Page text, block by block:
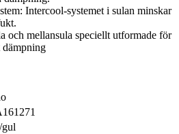
Intercool-systemet i sulan minskar
och mellansula speciellt utformade för
dämpning